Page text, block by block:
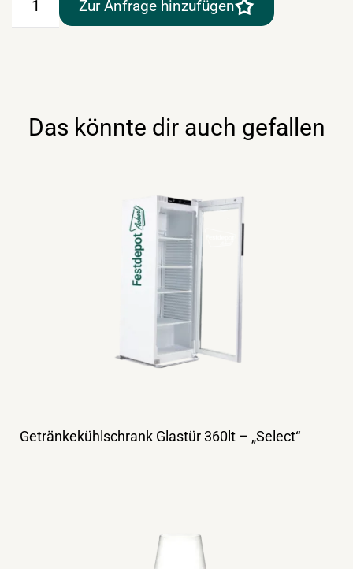
"Longdrink
Zur Anfrage hinzufügen
Das könnte dir auch gefallen
Getränkekühlschrank Glastür 360lt – „Select“